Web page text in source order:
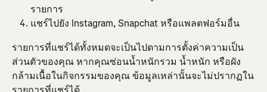
รายการ
แชร์ไปยัง Instagram, Snapchat หรือแพลตฟอร์มอื่น
รายการที่แชร์ได้ทั้งหมดจะเป็นไปตามการตั้งค่าความเป็น
ส่วนตัวของคุณ หากคุณซ่อนน้ำหนักรวม น้ำหนัก หรือผัง
กล้ามเนื้อในกิจกรรมของคุณ ข้อมูลเหล่านั้นจะไม่ปรากฏใน